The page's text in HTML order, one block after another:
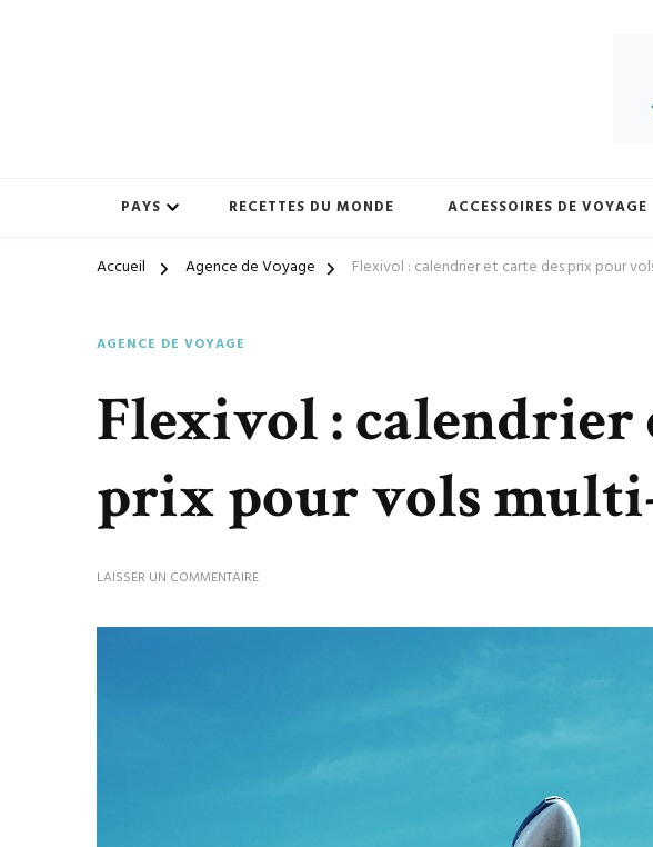
PAYS RECETTES DU MONDE ACCESSOIRES DE VOYAGE
Accueil Agence de Voyage Flexivol : calendrier et carte des prix pour
AGENCE DE VOYAGE
Flexivol : calendrier
prix pour vols
LAISSER UN COMMENTAIRESUR
CALENDRIER